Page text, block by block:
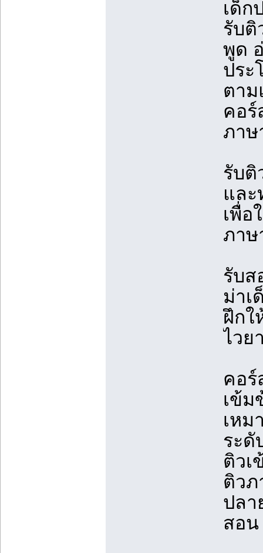
เด็ก
รับติ
พูด
ประ
ตาม
คอร์
ภาษ
รับติ
แล
เพื่อ
ภาษ
รับส
ม่า
ฝึกใ
ไวย
คอร์
เข้
เหม
ระดั
ติวเ
ติวภ
ปล
สอน